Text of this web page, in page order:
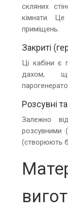
скляних
кімнати. Це
приміщень.
Закриті
Ці кабіни є
дахом, що
Розсувні
Залежно
розсувними
(створюють